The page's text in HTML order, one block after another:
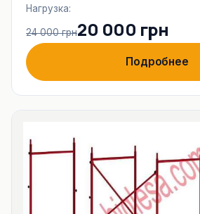
Нагрузка:
24 000 грн20 000 грн
Подробнее